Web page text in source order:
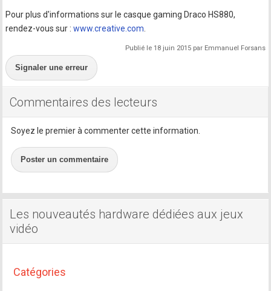
Pour plus d'informations sur le casque gaming Draco HS880,
rendez-vous sur :www.creative.com
Publié le 18 juin 2015 par Emmanuel Forsans
Signaler une erreur
Commentaires des lecteurs
Soyez le premier à commenter cette information.
Poster un commentaire
Les nouveautés hardware dédiées aux jeux
vidéo
Catégories